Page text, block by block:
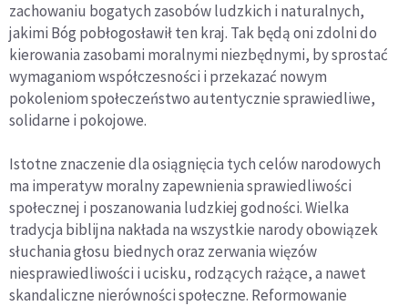
zachowaniu bogatych zasobów ludzkich i naturalnych,
jakimi Bóg pobłogosławił ten kraj. Tak będą oni zdolni do
kierowania zasobami moralnymi niezbędnymi, by sprostać
wymaganiom współczesności i przekazać nowym
pokoleniom społeczeństwo autentycznie sprawiedliwe,
solidarne i pokojowe.
Istotne znaczenie dla osiągnięcia tych celów narodowych
ma imperatyw moralny zapewnienia sprawiedliwości
społecznej i poszanowania ludzkiej godności. Wielka
tradycja biblijna nakłada na wszystkie narody obowiązek
słuchania głosu biednych oraz zerwania więzów
niesprawiedliwości i ucisku, rodzących rażące, a nawet
skandaliczne nierówności społeczne. Reformowanie